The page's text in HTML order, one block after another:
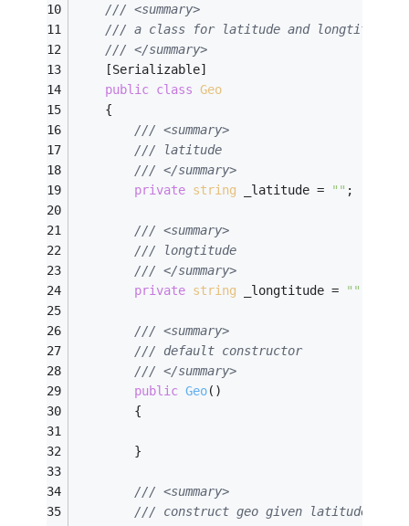
/// <summary>
/// a class for latitude and longtitude
/// </summary>
    [Serializable]
public class Geo
    {
/// <summary>
/// latitude
/// </summary>
private string _latitude = "" ;
/// <summary>
/// longtitude
/// </summary>
private string _longtitude = ""
/// <summary>
/// default constructor
/// </summary>
public Geo()
        {
        }
/// <summary>
/// construct geo given latitude and